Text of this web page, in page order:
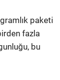
paketi
fazla
bu